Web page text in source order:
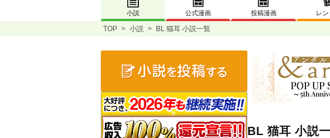
小説 公式漫画 投稿漫画 レ
TOP > 小説 > BL 猫耳 小説一覧
BL 猫耳 小説